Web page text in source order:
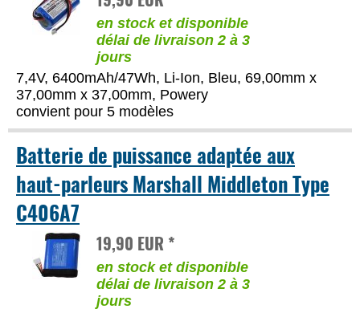
en stock et disponible
délai de livraison 2 à 3
jours
7,4V, 6400mAh/47Wh, Li-Ion, Bleu, 69,00mm x
37,00mm x 37,00mm, Powery
convient pour 5 modèles
Batterie de puissance adaptée aux
haut-parleurs Marshall Middleton Type
C406A7
19,90 EUR *
en stock et disponible
délai de livraison 2 à 3
jours